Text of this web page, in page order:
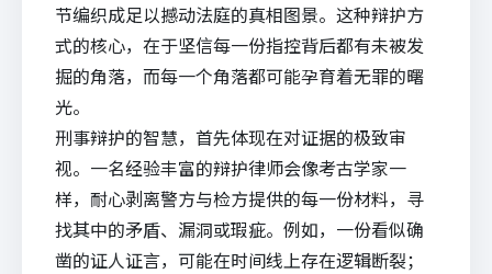
节编织成足以撼动法庭的真相图景。这种辩护方
式的核心，在于坚信每一份指控背后都有未被发
掘的角落，而每一个角落都可能孕育着无罪的曙
光。
刑事辩护的智慧，首先体现在对证据的极致审
视。一名经验丰富的辩护律师会像考古学家一
样，耐心剥离警方与检方提供的每一份材料，寻
找其中的矛盾、漏洞或瑕疵。例如，一份看似确
凿的证人证言，可能在时间线上存在逻辑断裂；